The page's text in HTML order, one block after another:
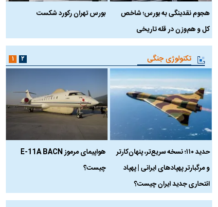
هجوم نقدینگی به بورس؛ شاخص
کل و هم‌وزن در قله تاریخی
بورس تهران رکورد شکست
تکنولوژی جنگی
حدید ۱۱۰؛ نسخه سریع‌تر، پنهان‌کارتر
و مرگبارتر پهپادهای ایرانی | پهپاد
انتحاری جدید ایران چیست؟
هواپیمای مرموز E-11A BACN
چیست؟
۱ ۲